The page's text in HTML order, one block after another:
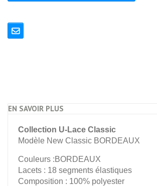
EN SAVOIR PLUS
Collection U-Lace Classic
Modèle New Classic BORDEAUX
Couleurs :BORDEAUX
Lacets : 18 segments élastiques
Composition : 100% polyester